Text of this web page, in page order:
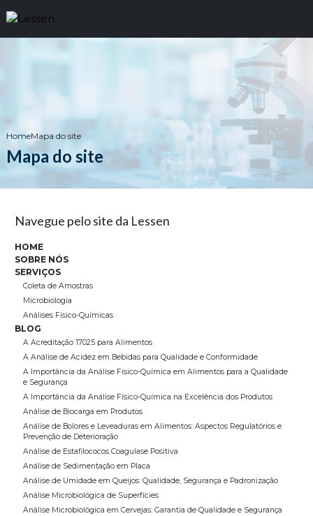
HomeMapa do site
Mapa do site
Navegue pelo site da Lessen
HOME
SOBRE NÓS
SERVIÇOS
Coleta de Amostras
Microbiologia
Análises Físico-Químicas
BLOG
A Acreditação 17025 para Alimentos
A Análise de Acidez em Bebidas para Qualidade e Conformidade
A Importância da Análise Físico-Química em Alimentos para a Qualidade
e Segurança
A Importância da Análise Físico-Química na Excelência dos Produtos
Análise de Biocarga em Produtos
Análise de Bolores e Leveaduras em Alimentos: Aspectos Regulatórios e
Prevenção de Deterioração
Análise de Estafilococos Coagulase Positiva
Análise de Sedimentação em Placa
Análise de Umidade em Queijos: Qualidade, Segurança e Padronização
Análise Microbiológica de Superfícies
Análise Microbiológica em Cervejas: Garantia de Qualidade e Segurança